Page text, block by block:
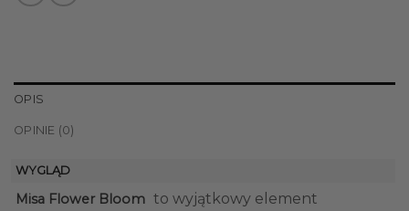
OPIS
OPINIE (0)
WYGLĄD
Misa Flower Bloom to wyjątkowy element